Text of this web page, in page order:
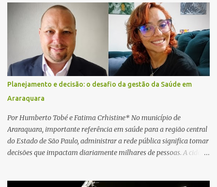
relatos de que havia um condutor inconsciente dentro de um
caminhão. Equipes de resgate foram rapidamente deslocadas ao
local e encontraram a vítima em parada cardiorrespiratória. Os
socorristas iniciaram imediatamente as manobras de reanimação
cardiopulmonar (RCP), porém, apesar de todos os esforços, o
motorista não respondeu aos procedimentos. Às 17h03, médicos
da Unidade de Suporte Avançado constataram o óbito da vítima.
Fonte: São Carlos Agora
Planejamento e decisão: o desafio da gestão da Saúde em
Araraquara
Por Humberto Tobé e Fatima Crhistine* No município de
Araraquara, importante referência em saúde para a região central
do Estado de São Paulo, administrar a rede pública significa tomar
decisões que impactam diariamente milhares de pessoas. A cidade